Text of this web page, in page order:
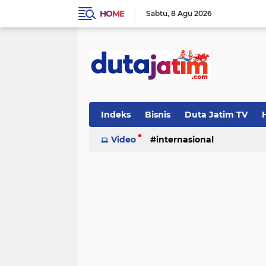
HOME Sabtu 8 Agu 2026
Indeks Bisnis Duta Jatim TV
Video internasional